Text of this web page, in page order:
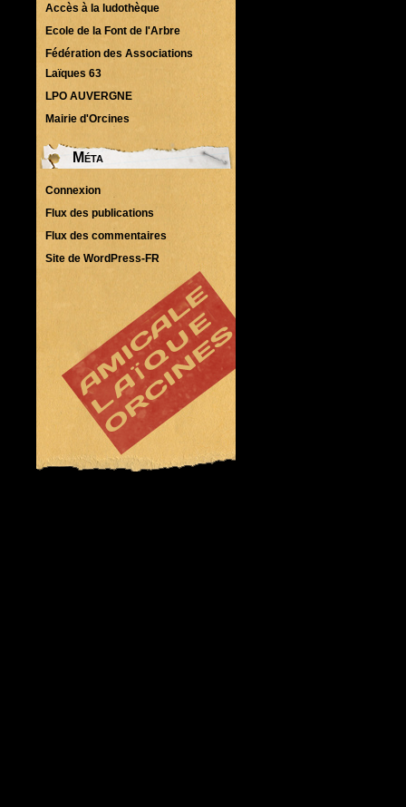
Accès à la ludothèque
Ecole de la Font de l'Arbre
Fédération des Associations
Laïques 63
LPO AUVERGNE
Mairie d'Orcines
Méta
Connexion
Flux des publications
Flux des commentaires
Site de WordPress-FR